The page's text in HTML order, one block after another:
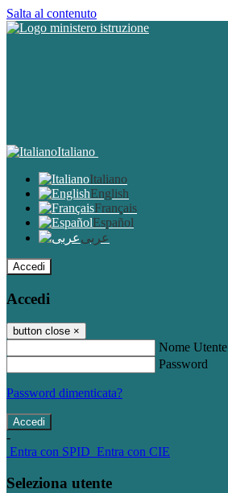
Salta al contenuto
Italiano
Italiano
English
Français
Español
عربى
Accedi
Accedi
button close ×
Nome Utente
Password
Password dimenticata?
-
Entra con SPID Entra con CIE
Seleziona utente